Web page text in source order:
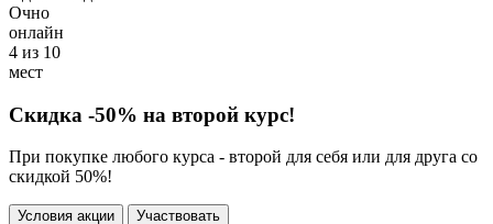
Очно
онлайн
4 из 10
мест
Скидка -50% на второй курс!
При покупке любого курса - второй для себя или для друга со
скидкой 50%!
Условия акции Участвовать